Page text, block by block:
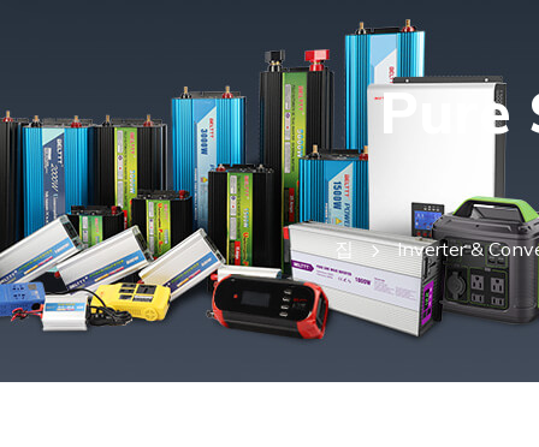
Pure
집 Inverter &